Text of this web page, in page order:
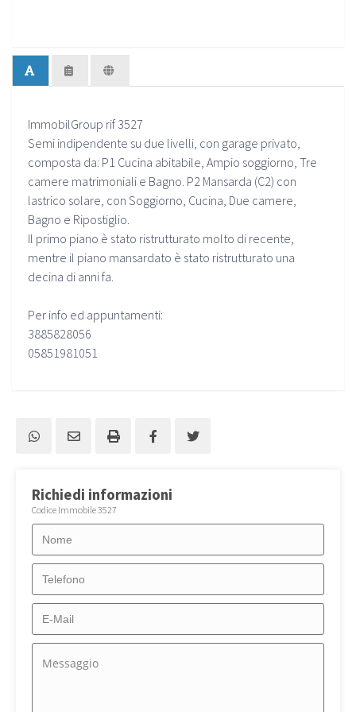
ImmobilGroup rif 3527
Semi indipendente su due livelli, con garage privato,
composta da: P1 Cucina abitabile, Ampio soggiorno, Tre
camere matrimoniali e Bagno. P2 Mansarda (C2) con
lastrico solare, con Soggiorno, Cucina, Due camere,
Bagno e Ripostiglio.
Il primo piano è stato ristrutturato molto di recente,
mentre il piano mansardato è stato ristrutturato una
decina di anni fa.
Per info ed appuntamenti:
3885828056
05851981051
Richiedi informazioni
Codice Immobile 3527